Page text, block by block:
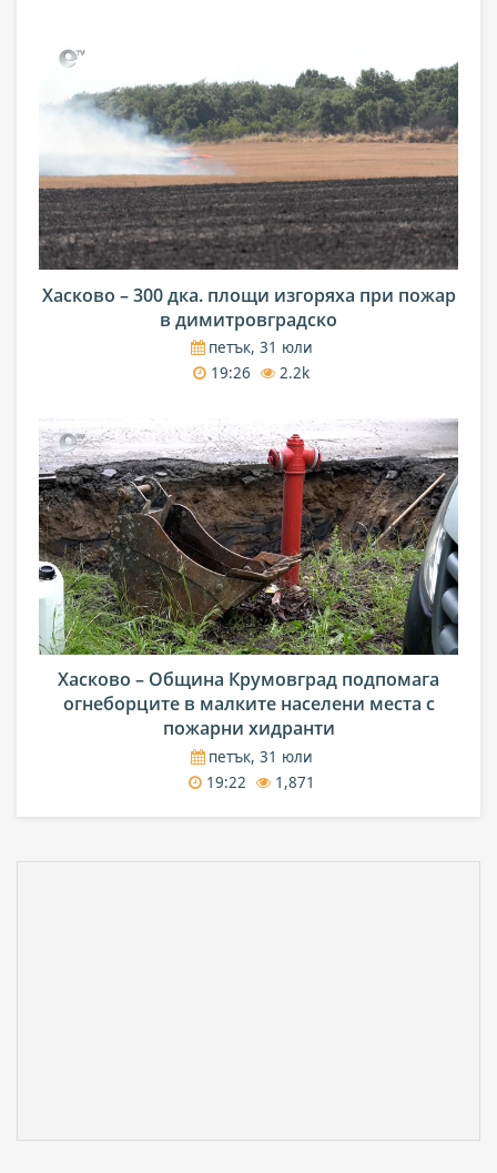
Хасково – 300 дка. площи изгоряха при пожар
в димитровградско
петък, 31 юли
19:26
2.2k
Хасково – Община Крумовград подпомага
огнеборците в малките населени места с
пожарни хидранти
петък, 31 юли
19:22
1,871